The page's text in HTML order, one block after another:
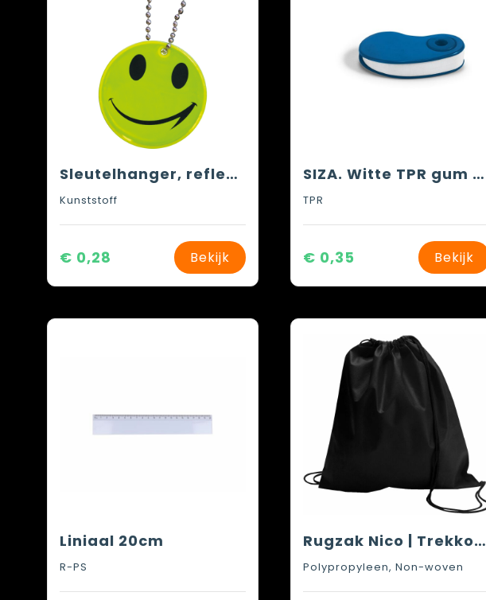
Sleutelhanger, reflecterend smile
Kunststoff
€ 0,28 Bekijk
SIZA. Witte TPR gum met PP protector
TPR
€ 0,35 Bekijk
Liniaal 20cm
R-PS
Rugzak Nico | Trekkoord | 1,2 l
Polypropyleen, Non-woven